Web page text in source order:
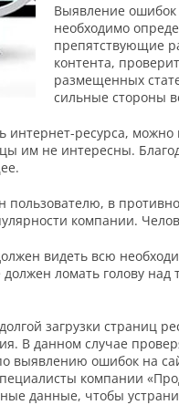
Выявление ошибок
необходимо
препятствующие
контента,
размещенных
сильные стороны
интернет-ресурса,
им не интересны.
пользователю, в
компании.
видеть всю
ломать голову
загрузки страниц
В данном случае
выявлению ошибок на
компании
данные, чтобы